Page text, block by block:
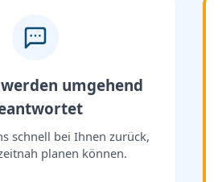
umgehend
schnell bei Ihnen zurück,
planen können.